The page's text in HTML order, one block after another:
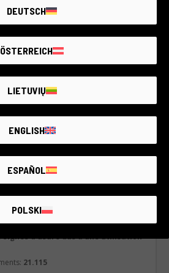
signes d'usure dûs à une utilisation
21.115
DEUTSCH
ÖSTERREICH
LIETUVIŲ
ENGLISH
ESPAÑOL
POLSKI